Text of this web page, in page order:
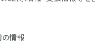
の情報